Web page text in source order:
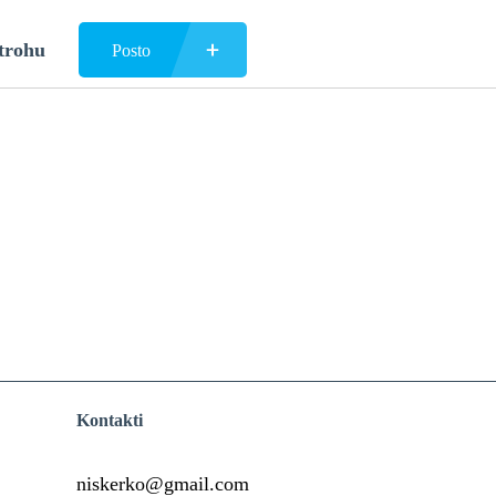
Posto
Kontakti
niskerko@gmail.com